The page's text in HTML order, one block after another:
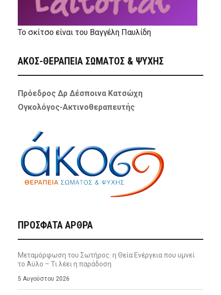
Το σκίτσο είναι του Βαγγέλη Παυλίδη
ΑΚΟΣ-ΘΕΡΑΠΕΙΑ ΣΩΜΑΤΟΣ & ΨΥΧΗΣ
Πρόεδρος Δρ Δέσποινα Κατσώχη
Ογκολόγος-Ακτινοθεραπευτής
ΠΡΌΣΦΑΤΑ ΆΡΘΡΑ
Μεταμόρφωση του Σωτήρος: η Θεία Ενέργεια που υμνεί
το Άϋλο – Τι λέει η παράδοση
5 Αυγούστου 2026